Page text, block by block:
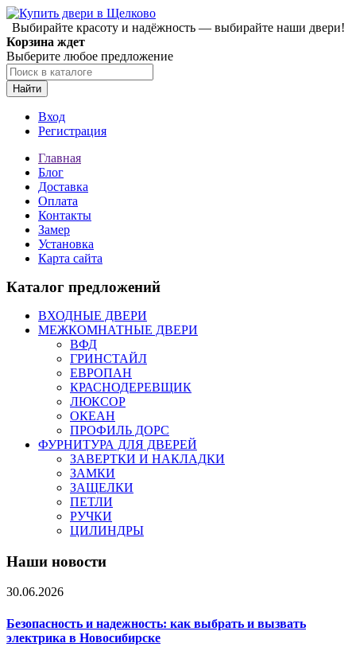
Выбирайте красоту и надёжность — выбирайте наши двери!
Корзина ждет
Выберите любое предложение
Найти
Вход
Регистрация
Главная
Блог
Доставка
Оплата
Контакты
Замер
Установка
Карта сайта
Каталог предложений
ВХОДНЫЕ ДВЕРИ
МЕЖКОМНАТНЫЕ ДВЕРИ
ВФД
ГРИНСТАЙЛ
ЕВРОПАН
КРАСНОДЕРЕВЩИК
ЛЮКСОР
ОКЕАН
ПРОФИЛЬ ДОРС
ФУРНИТУРА ДЛЯ ДВЕРЕЙ
ЗАВЕРТКИ И НАКЛАДКИ
ЗАМКИ
ЗАЩЕЛКИ
ПЕТЛИ
РУЧКИ
ЦИЛИНДРЫ
Наши новости
30.06.2026
Безопасность и надежность: как выбрать и вызвать
электрика в Новосибирске